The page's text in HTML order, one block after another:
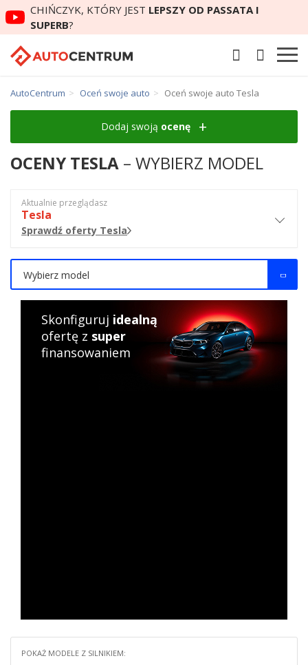
CHIŃCZYK, KTÓRY JEST LEPSZY OD PASSATA I
SUPERB?
AutoCentrum Oceń swoje auto Oceń swoje auto Tesla
POKAŻ MODELE Z SILNIKIEM:
Dodaj swoją ocenę
OCENY TESLA – WYBIERZ MODEL
Aktualnie przeglądasz
Tesla
Sprawdź oferty Tesla
Wybierz model
Skonfiguruj idealną
ofertę z super
finansowaniem